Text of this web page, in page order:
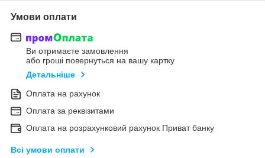
Умови оплати
Ви отримаєте замовлення
або гроші повернуться на вашу картку
Детальніше
Оплата на рахунок
Оплата за реквізитами
Оплата на розрахунковий рахунок Приват банку
Всі умови оплати